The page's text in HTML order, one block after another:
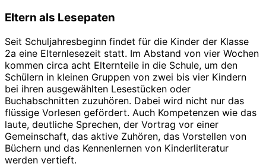
Eltern als Lesepaten
Seit Schuljahresbeginn findet für die Kinder der Klasse
2a eine Elternlesezeit statt. Im Abstand von vier Wochen
kommen circa acht Elternteile in die Schule, um den
Schülern in kleinen Gruppen von zwei bis vier Kindern
bei ihren ausgewählten Lesestücken oder
Buchabschnitten zuzuhören. Dabei wird nicht nur das
flüssige Vorlesen gefördert. Auch Kompetenzen wie das
laute, deutliche Sprechen, der Vortrag vor einer
Gemeinschaft, das aktive Zuhören, das Vorstellen von
Büchern und das Kennenlernen von Kinderliteratur
werden vertieft.